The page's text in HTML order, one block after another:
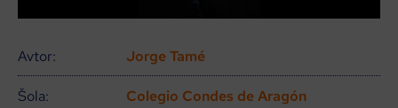
Avtor: Jorge Tamé
Šola: Colegio Condes de Aragón